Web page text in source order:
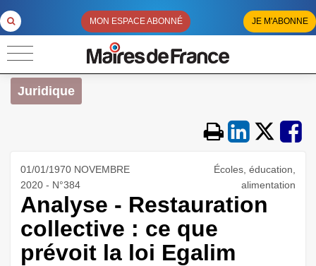
MON ESPACE ABONNÉ JE M'ABONNE
Juridique
01/01/1970 NOVEMBRE
2020 - N°384
Écoles, éducation,
alimentation
Analyse - Restauration
collective : ce que
prévoit la loi Egalim